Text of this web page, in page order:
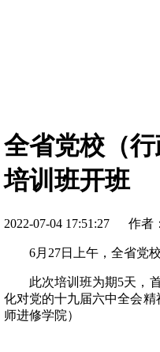
全省党校（
培训班开班
2022-07-04 17:51:27 作者
6月27日上午，全省党
此次培训班为期5天，
化对党的十九届六中全会
师进修学院）